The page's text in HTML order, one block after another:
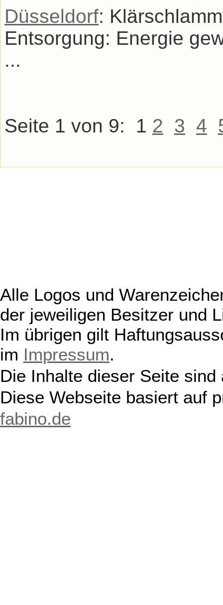
Düsseldorf:
Entsorgung: Energie
...
Seite 1 von 9: 1 2 3 4
Alle Logos und
der jeweiligen Besitzer und
Im übrigen gilt
im Impressum.
Die Inhalte dieser Seite
Diese Webseite basiert auf
fabino.de